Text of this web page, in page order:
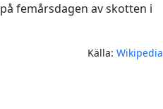
femårsdagen av skotten i
Källa: Wikipedia